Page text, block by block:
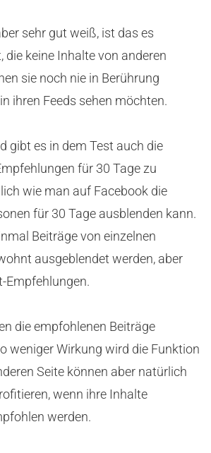
sehr gut weiß, ist das es
die keine Inhalte von anderen
sie noch nie in Berührung
ihren Feeds sehen möchten.
gibt es in dem Test auch die
für 30 Tage zu
wie man auf Facebook die
für 30 Tage ausblenden kann.
Beiträge von einzelnen
ausgeblendet werden, aber
Empfehlungen.
die empfohlenen Beiträge
weniger Wirkung wird die Funktion
Seite können aber natürlich
wenn ihre Inhalte
werden.